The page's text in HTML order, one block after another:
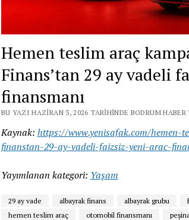
Hemen teslim araç
Finans’tan 29 ay vadeli
finansmanı
BU YAZI HAZIRAN 3, 2026 TARIHINDE BODRUM
Kaynak: https://www.yenisafak.com/
finanstan-29-ay-vadeli-faizsiz-yeni-arac-
Yayımlanan kategori: Yaşam
29 ay vade albayrak finans albayrak grubu
hemen teslim araç
otomobil finansmanı